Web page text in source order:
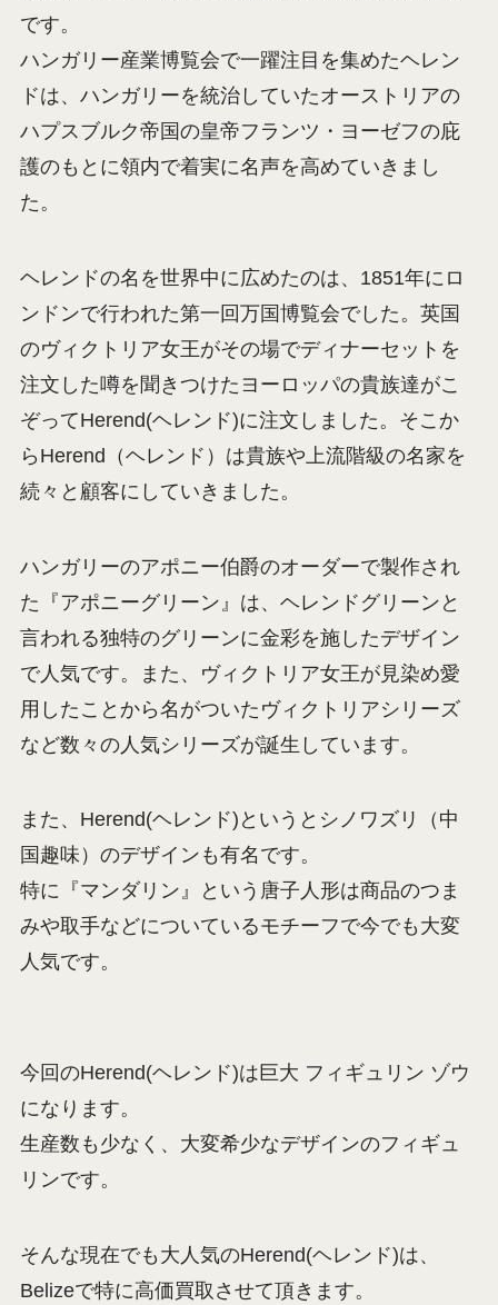
です。
ハンガリー産業博覧会で一躍注目を集めたヘレン
ドは、ハンガリーを統治していたオーストリアの
ハプスブルク帝国の皇帝フランツ・ヨーゼフの庇
護のもとに領内で着実に名声を高めていきまし
た。
ヘレンドの名を世界中に広めたのは、1851年にロ
ンドンで行われた第一回万国博覧会でした。英国
のヴィクトリア女王がその場でディナーセットを
注文した噂を聞きつけたヨーロッパの貴族達がこ
ぞってHerend(ヘレンド)に注文しました。そこか
らHerend（ヘレンド）は貴族や上流階級の名家を
続々と顧客にしていきました。
ハンガリーのアポニー伯爵のオーダーで製作され
た『アポニーグリーン』は、ヘレンドグリーンと
言われる独特のグリーンに金彩を施したデザイン
で人気です。また、ヴィクトリア女王が見染め愛
用したことから名がついたヴィクトリアシリーズ
など数々の人気シリーズが誕生しています。
また、Herend(ヘレンド)というとシノワズリ（中
国趣味）のデザインも有名です。
特に『マンダリン』という唐子人形は商品のつま
みや取手などについているモチーフで今でも大変
人気です。
今回のHerend(ヘレンド)は巨大 フィギュリン ゾウ
になります。
生産数も少なく、大変希少なデザインのフィギュ
リンです。
そんな現在でも大人気のHerend(ヘレンド)は、
Belizeで特に高価買取させて頂きます。